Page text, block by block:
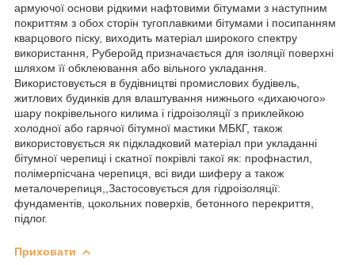
армуючої основи рідкими нафтовими бітумами з наступним
покриттям з обох сторін тугоплавкими бітумами і посипанням
кварцового піску, виходить матеріал широкого спектру
використання, Руберойд призначається для ізоляції поверхні
шляхом її обклеювання або вільного укладання.
Використовується в будівництві промислових будівель,
житлових будинків для влаштування нижнього «дихаючого»
шару покрівельного килима і гідроізоляції з приклейкою
холодної або гарячої бітумної мастики МБКГ, також
використовується як підкладковий матеріал при укладанні
бітумної черепиці і скатної покрівлі такої як: профнастил,
полімерпісчана черепиця, всі види шиферу а також
металочерепиця,,Застосовується для гідроізоляції:
фундаментів, цокольних поверхів, бетонного перекриття,
підлог.
Приховати